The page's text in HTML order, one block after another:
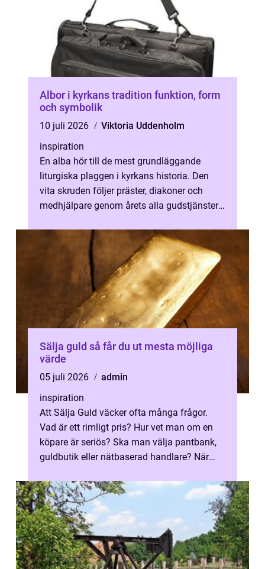
Albor i kyrkans tradition funktion, form
och symbolik
10 juli 2026
Viktoria Uddenholm
inspiration
En alba hör till de mest grundläggande
liturgiska plaggen i kyrkans historia. Den
vita skruden följer präster, diakoner och
medhjälpare genom årets alla gudstjänster,
Sälja guld så får du ut mesta möjliga
värde
05 juli 2026
admin
inspiration
Att Sälja Guld väcker ofta många frågor.
Vad är ett rimligt pris? Hur vet man om en
köpare är seriös? Ska man välja pantbank,
guldbutik eller nätbaserad handlare? När